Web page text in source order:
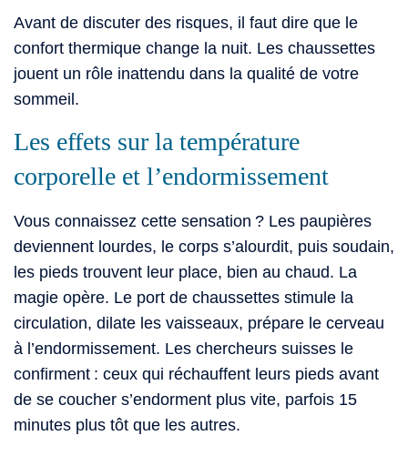
Avant de discuter des risques, il faut dire que le
confort thermique change la nuit. Les chaussettes
jouent un rôle inattendu dans la qualité de votre
sommeil.
Les effets sur la température
corporelle et l’endormissement
Vous connaissez cette sensation ? Les paupières
deviennent lourdes, le corps s’alourdit, puis soudain,
les pieds trouvent leur place, bien au chaud. La
magie opère. Le port de chaussettes stimule la
circulation, dilate les vaisseaux, prépare le cerveau
à l’endormissement. Les chercheurs suisses le
confirment : ceux qui réchauffent leurs pieds avant
de se coucher s’endorment plus vite, parfois 15
minutes plus tôt que les autres.